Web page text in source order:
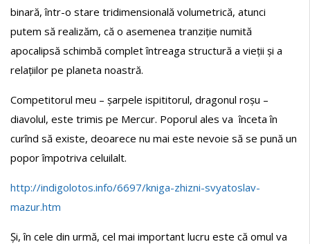
binară, într-o stare tridimensională volumetrică, atunci
putem să realizăm, că o asemenea tranziție numită
apocalipsă schimbă complet întreaga structură a vieții și a
relațiilor pe planeta noastră.
Competitorul meu – șarpele ispititorul, dragonul roșu –
diavolul, este trimis pe Mercur. Poporul ales va înceta în
curînd să existe, deoarece nu mai este nevoie să se pună un
popor împotriva celuilalt.
http://indigolotos.info/6697/kniga-zhizni-svyatoslav-
mazur.htm
Și, în cele din urmă, cel mai important lucru este că omul va